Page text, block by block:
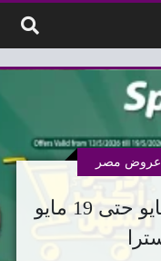
عروض سبينس اليوم 13 مايو حتى 19 مايو
عروض مصر